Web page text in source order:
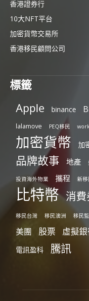
香港證券行
10大NFT平台
加密貨幣交易所
香港移民顧問公司
標籤
Apple binance
lalamove PEQ移民
加密貨幣 加
品牌故事 地產
投資海外物業 攜程 新
比特幣 消費
移民台灣 移民澳洲 移民監
美團 股票 虛擬
電訊盈科 騰訊